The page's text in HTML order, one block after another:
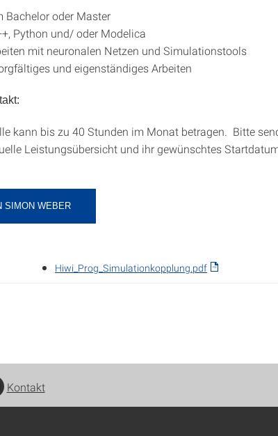
Bachelor oder Master
Python und/ oder Modelica
mit neuronalen Netzen und Simulationstools
und eigenständiges Arbeiten
kann bis zu 40 Stunden im Monat betragen. Bitte
Leistungsübersicht und ihr gewünschtes
SIMON WEBER
Hiwi_Prog_Simulationkopplung.pdf
Kontakt